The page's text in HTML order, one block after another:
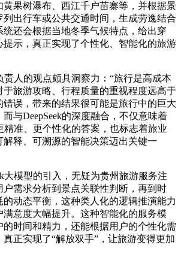
黄果树瀑布、西江千户苗寨等，并根据景
列出行车或公共交通时间，生成劳逸结合
统还会根据当地冬季气候特点，给出穿
提示，真正实现了个性化、智能化的旅游
的观点颇具洞察力：“旅行是高成本
于旅游攻略、行程质量的重视程度远高于
误，带来的结果很可能是旅行中的巨大
与DeepSeek的深度融合，不仅意味着
精准、更个性化的答案，也标志着旅业
解释、可溯源的智能决策迈出关键一
模型的引入，无疑为贵州旅游服务注
户需求分析到景点关联性判断，再到时
的动态平衡，这种类人化的逻辑推演能力
意度大幅提升。这种智能化的服务模
的时间和精力，还能根据用户的个性化需
正实现了“解放双手”，让旅游变得更加